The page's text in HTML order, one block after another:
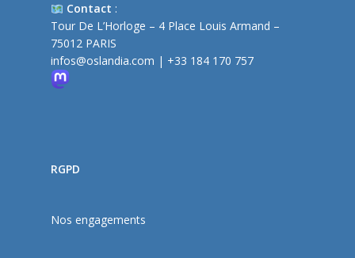
Contact :
Tour De L’Horloge – 4 Place Louis Armand –
75012 PARIS
infos@oslandia.com | +33 184 170 757
RGPD
Nos engagements